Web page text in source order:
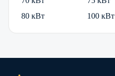
80 кВт
100 кВт